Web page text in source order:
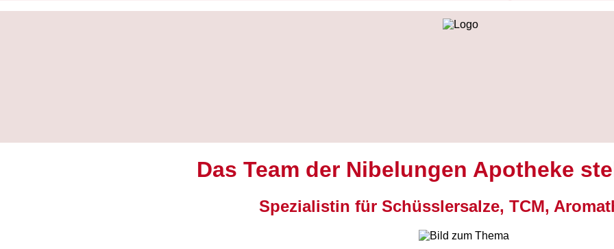
Das Team der Nibelungen Apotheke
Spezialistin für Schüsslersalze, TCM,